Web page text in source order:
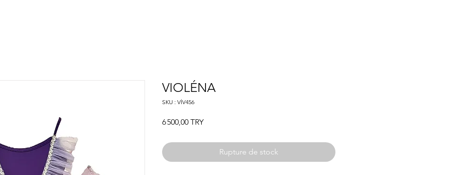
VIOLÉNA
SKU : VİV456
6 500,00 TRYPrix
Rupture de stock